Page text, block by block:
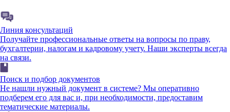
Линия консультаций
Получайте профессиональные ответы на вопросы по праву,
бухгалтерии, налогам и кадровому учету. Наши эксперты всегда
на связи.
Поиск и подбор документов
Не нашли нужный документ в системе? Мы оперативно
подберем его для вас и, при необходимости, предоставим
тематические материалы.